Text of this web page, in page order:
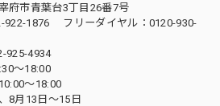
ご利用頂き、誠に有難うござい
こだわりを持って製作しており
付きの点がござましたら、何な
ください。どうぞ宜しくお願い
府市青葉台3丁目26番7号
922-1876 フリーダイヤル：0120-930-
925-4934
～18:00
～18:00
8月13日〜15日